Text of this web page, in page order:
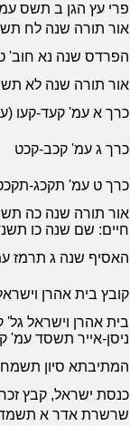
פרי עץ הגן ב תשס עמ' 207-
אור תורה שנה לח
הפרדס שנה נא חוב' ט
אור תורה שנה לא
כרך א עמ' קעד-קעו
כרך ג עמ' קכב-קכט
כרך ט עמ' תקכג-
אור תורה שנה כה
חיים: שם שנה כו
האסיף שנה ג תרמז עמ' 403-
קובץ בית אהרן
בית אהרן וישראל
ניסן-אייר תשסד עמ'
המתיבתא סיון
כנסת ישראל, קבץ
שרשרת אדר א